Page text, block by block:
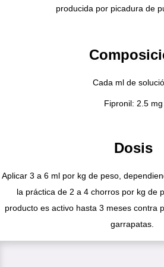
producida por picadura de
Cada ml de
Fipronil: 2.5 mg
Dosis
Aplicar 3 a 6 ml por kg de peso,
la práctica de 2 a 4 chorros por kg de
producto es activo hasta 3 meses contra
garrapatas.